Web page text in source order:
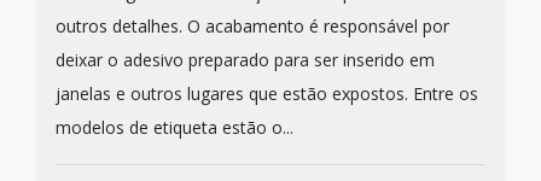
outros detalhes. O acabamento é responsável por
deixar o adesivo preparado para ser inserido em
janelas e outros lugares que estão expostos. Entre os
modelos de etiqueta estão o...